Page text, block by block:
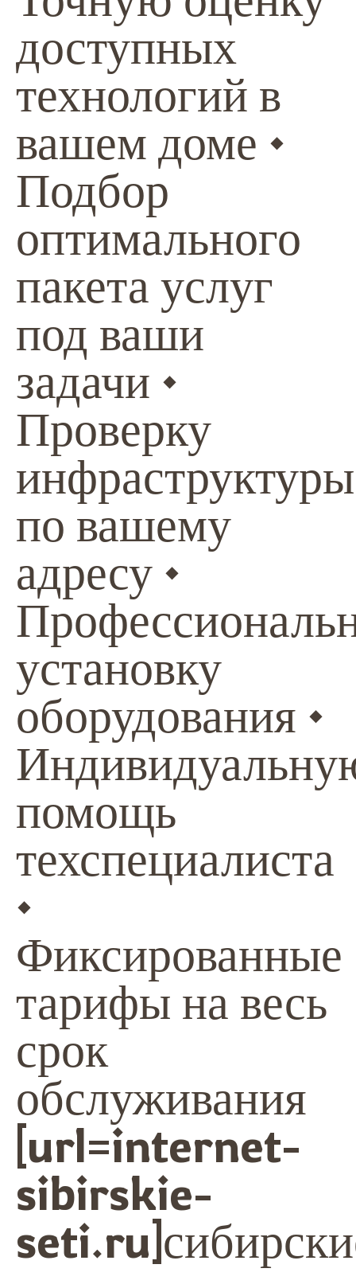
доступных
технологий в
вашем доме •
Подбор
оптимального
пакета услуг
под ваши
задачи •
Проверку
инфраструктуры
по вашему
адресу •
установку
оборудования •
помощь
техспециалиста
•
Фиксированные
тарифы на весь
срок
обслуживания
[url=internet-
sibirskie-